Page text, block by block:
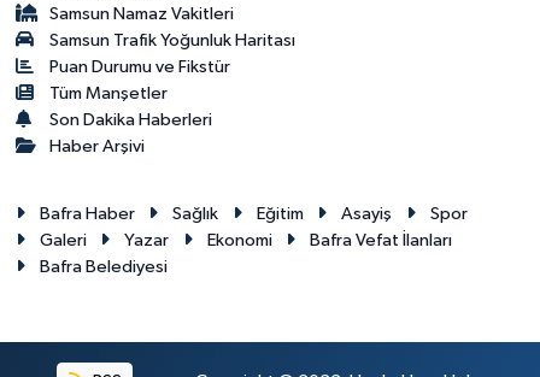
Samsun Namaz Vakitleri
Samsun Trafik Yoğunluk Haritası
Puan Durumu ve Fikstür
Tüm Manşetler
Son Dakika Haberleri
Haber Arşivi
Bafra Haber Sağlık Eğitim Asayiş
Spor
Galeri
Yazar Ekonomi
Bafra Vefat İlanları
Bafra Belediyesi